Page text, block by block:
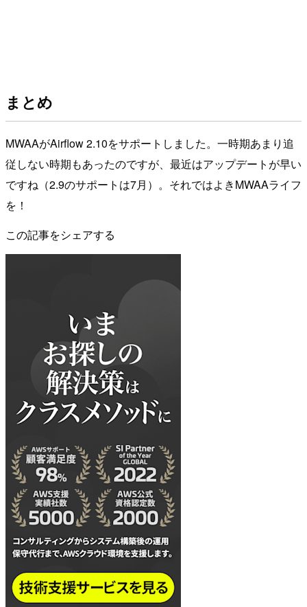
まとめ
MWAAがAirflow 2.10をサポートしました。一時期あまり追
従しない時期もあったのですが、最近はアップデートが早い
ですね（2.9のサポートは7月）。それではよきMWAAライフ
を！
この記事をシェアする